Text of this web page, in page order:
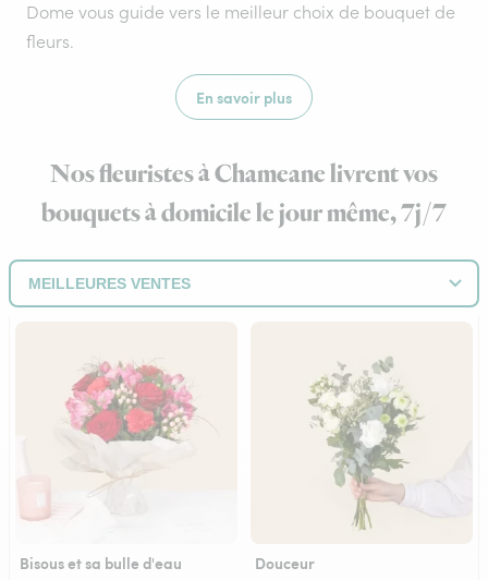
Dome vous guide vers le meilleur choix de bouquet de
fleurs.
En savoir plus
Nos fleuristes à Chameane livrent vos
bouquets à domicile le jour même, 7j/7
Bisous et sa bulle d'eau Douceur